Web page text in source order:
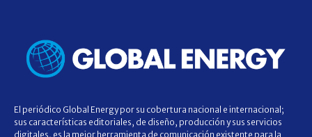
El periódico Global Energy por su cobertura nacional e internacional;
sus características editoriales, de diseño, producción y sus servicios
digitales, es la mejor herramienta de comunicación existente para la